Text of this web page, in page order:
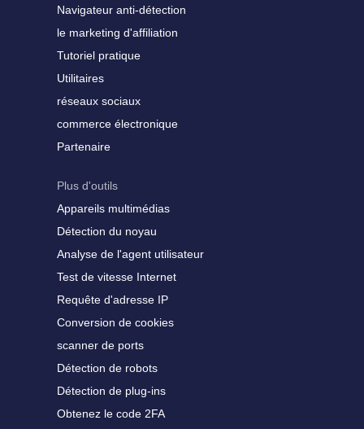
Navigateur anti-détection
le marketing d'affiliation
Tutoriel pratique
Utilitaires
réseaux sociaux
commerce électronique
Partenaire
Plus d'outils
Appareils multimédias
Détection du noyau
Analyse de l'agent utilisateur
Test de vitesse Internet
Requête d'adresse IP
Conversion de cookies
scanner de ports
Détection de robots
Détection de plug-ins
Obtenez le code 2FA